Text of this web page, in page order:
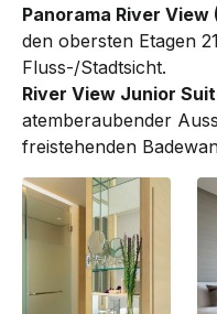
Panorama River View
den ober­s­ten Etagen
Fluss-/Stadtsicht.
River View Junior
atemberaubender
freistehenden